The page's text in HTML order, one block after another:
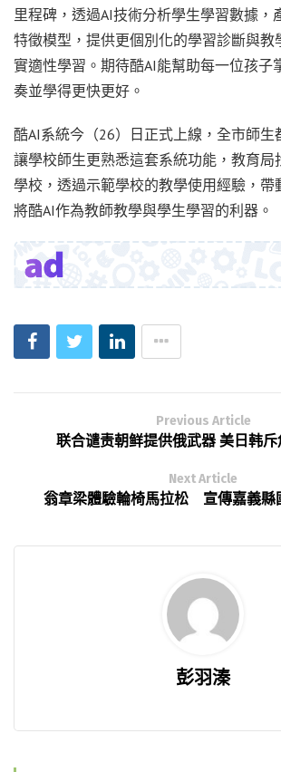
里程碑，透過AI技術分析學生學習數據，
特徵模型，提供更個別化的學習診斷與教
實適性學習。期待酷AI能幫助每一位孩子
奏並學得更快更好。
酷AI系統今（26）日正式上線，全市師生
讓學校師生更熟悉這套系統功能，教育局
學校，透過示範學校的教學使用經驗，帶
將酷AI作為教師教學與學生學習的利器。
Previous Article
联合谴责朝鲜提供俄武器 美日韩
Next Article
翁章梁體驗輪椅馬拉松 宣傳嘉義縣
彭羽溱